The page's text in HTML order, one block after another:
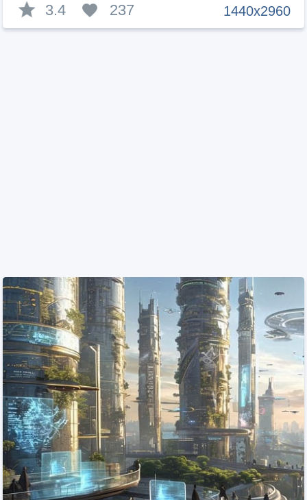
1440x2960
3.4 237